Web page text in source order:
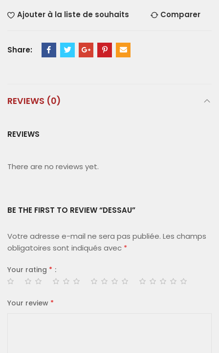
Ajouter à la liste de souhaits Comparer
Share:
REVIEWS (0)
REVIEWS
There are no reviews yet.
BE THE FIRST TO REVIEW “DESSAU”
Votre adresse e-mail ne sera pas publiée. Les champs
obligatoires sont indiqués avec *
Your rating *
Your review *